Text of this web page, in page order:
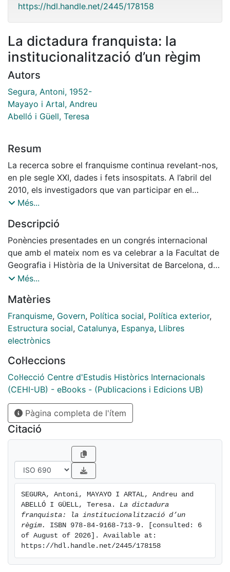
https://hdl.handle.net/2445/178158
La dictadura franquista: la
institucionalització d’un règim
Autors
Segura, Antoni, 1952-
Mayayo i Artal, Andreu
Abelló i Güell, Teresa
Resum
La recerca sobre el franquisme continua revelant-nos,
en ple segle XXI, dades i fets insospitats. A l’abril del
2010, els investigadors que van participar en el
congrés «La dictadura franquista: la
d’Estudis Històrics Internacionals (CEHI), van avançar
en la recuperació de la memòria col·lectiva de l’època
franquista, especialment en els inicis de la implantació
del nou règim. L’interès del congrés no sols va raure en
el perfil dels ponents, els principals historiadors del
comunicacions dels nombrosos investigadors que hi
van participar, de les quals presentem una selecció. És
per això que aquesta obra, que aplega tant les
ponències com les comunicacions del congrés,
historiografia sobre la dictadura.
Més...
Descripció
Ponències presentades en un congrés internacional
que amb el mateix nom es va celebrar a la Facultat de
Geografia i Història de la Universitat de Barcelona, del
21 al 23 d'abril de 2010.
Més...
Matèries
Franquisme, Govern, Política social, Política exterior,
Estructura social, Catalunya, Espanya, Llibres
electrònics
Col·leccions
Col·lecció Centre d'Estudis Històrics Internacionals
(CEHI-UB) - eBooks - (Publicacions i Edicions UB)
Pàgina completa de l'ítem
Citació
SEGURA, Antoni, MAYAYO I ARTAL, Andreu and
ABELLÓ I GÜELL, Teresa. La dictadura
franquista: la institucionalització d’un
règim.
ISBN 978-84-9168-713-9. [consulted: 6
of August of 2026]. Available at:
https://hdl.handle.net/2445/178158